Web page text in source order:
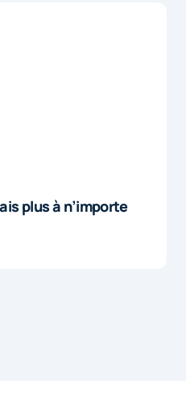
plus à n’importe